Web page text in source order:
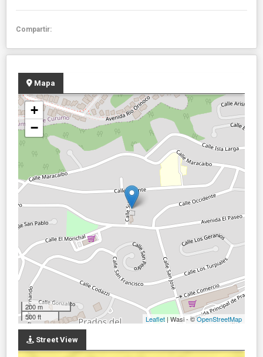
Compartir:
Mapa
+
−
200 m
500 ft
Leaflet | Wasi - ©OpenStreetMap
Street View